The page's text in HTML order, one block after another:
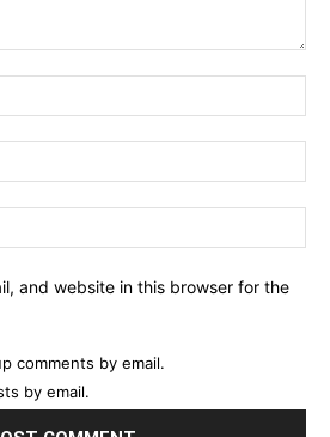
and website in this browser for the
comments by email.
by email.